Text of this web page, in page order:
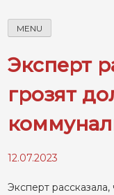
MENU
Эксперт
грозят
12.07.2023
Эксперт